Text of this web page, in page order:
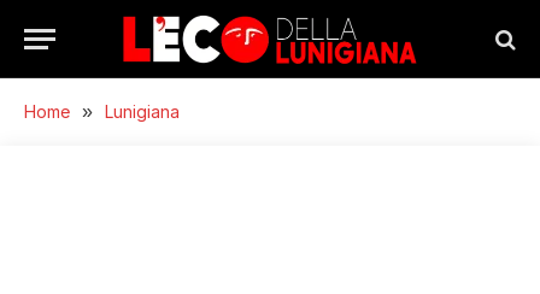
Home » Lunigiana